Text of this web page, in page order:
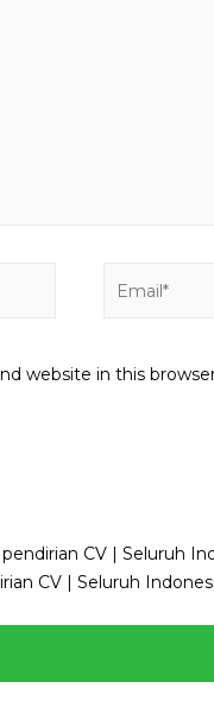
website in this
CV | Seluruh
CV | Seluruh